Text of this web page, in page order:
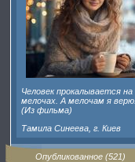
Человек прокалывается на
мелочах. А мелочам я верю.
(Из фильма)
Тамила Синеева, г. Киев
Опубликованное (521)